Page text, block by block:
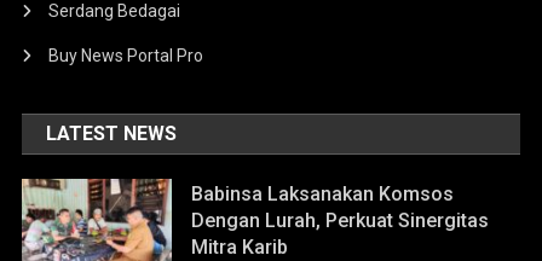
Serdang Bedagai
Buy News Portal Pro
LATEST NEWS
Babinsa Laksanakan Komsos
Dengan Lurah, Perkuat Sinergitas
Mitra Karib